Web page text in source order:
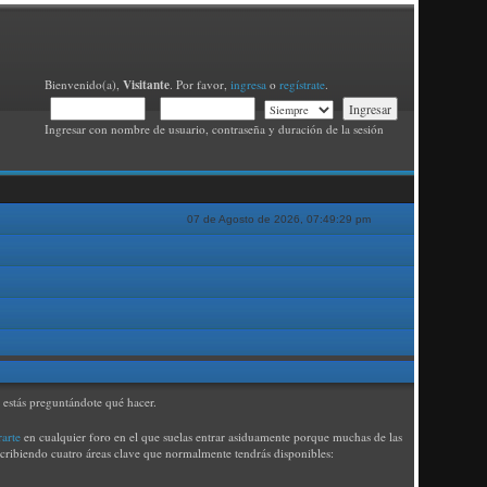
Bienvenido(a), Visitante. Por favor, ingresao regístrate.
Ingresar con nombre de usuario, contraseña y duración de la sesión
07 de Agosto de 2026, 07:49:29 pm
preguntándote qué hacer.
en cualquier foro en el que suelas entrar asiduamente porque muchas de las
cuatro áreas clave que normalmente tendrás disponibles: